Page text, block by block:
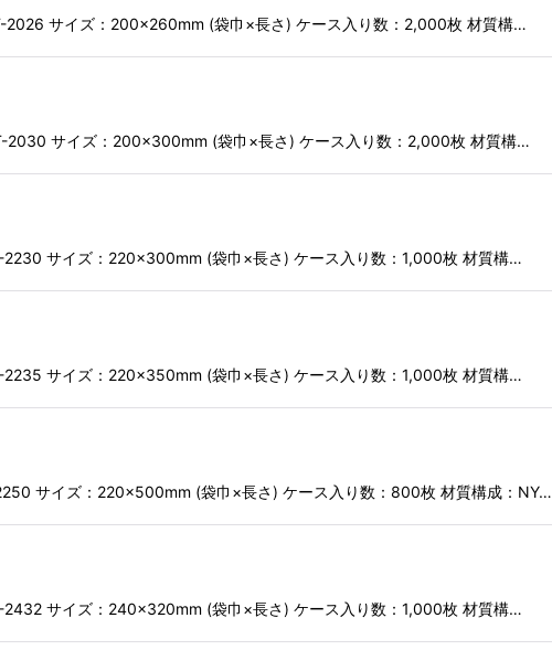
サイズ：200×260mm (袋巾×長さ) ケース入り数：2,000枚 材質構…
サイズ：200×300mm (袋巾×長さ) ケース入り数：2,000枚 材質構…
サイズ：220×300mm (袋巾×長さ) ケース入り数：1,000枚 材質構…
サイズ：220×350mm (袋巾×長さ) ケース入り数：1,000枚 材質構…
サイズ：220×500mm (袋巾×長さ) ケース入り数：800枚 材質構成：NY…
サイズ：240×320mm (袋巾×長さ) ケース入り数：1,000枚 材質構…